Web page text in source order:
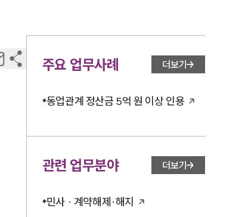
주요 업무사례 더보기
동업관계 정산금 5억 원 이상 인용
관련 업무분야 더보기
민사 · 계약해제·해지